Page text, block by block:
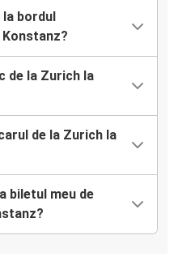
bordul
de la Zurich la
de la Zurich la
biletul meu de